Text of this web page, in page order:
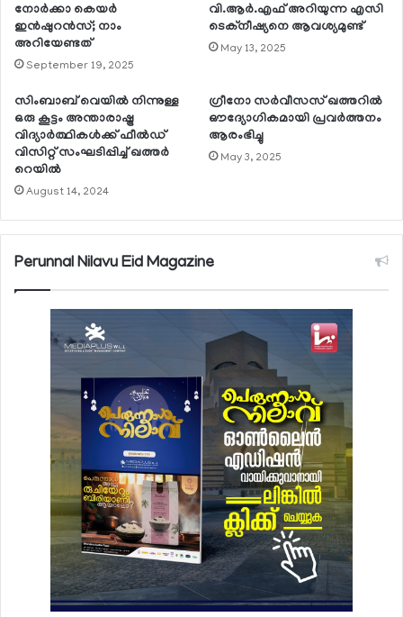
നോര്‍ക്കാ കെയര്‍
ഇന്‍ഷുറന്‍സ്; നാം
അറിയേണ്ടത്
September 19, 2025
വി.ആര്‍.എഫ് അറിയുന്ന എസി
ടെക്‌നീഷ്യനെ ആവശ്യമുണ്ട്
May 13, 2025
സിംബാബ് വെയില്‍ നിന്നുള്ള
ഒരു കൂട്ടം അന്താരാഷ്ട്ര
വിദ്യാര്‍ത്ഥികള്‍ക്ക് ഫീല്‍ഡ്
വിസിറ്റ് സംഘടിപ്പിച്ച് ഖത്തര്‍
റെയില്‍
August 14, 2024
ഗ്രീനോ സര്‍വീസസ് ഖത്തറില്‍
ഔദ്യോഗികമായി പ്രവര്‍ത്തനം
ആരംഭിച്ചു
May 3, 2025
Perunnal Nilavu Eid Magazine